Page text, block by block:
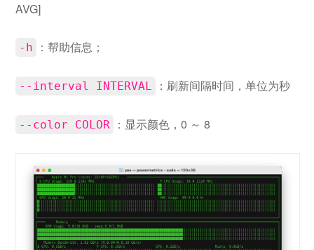
AVG]
-h ：帮助信息；
--interval INTERVAL ：刷新间隔时间，单位为秒
--color COLOR ：显示颜色，0 ～ 8